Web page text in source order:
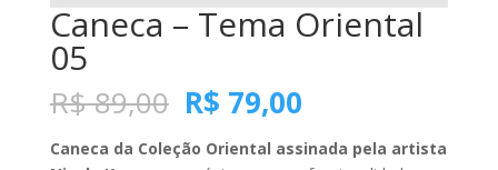
Caneca – Tema Oriental
05
R$89,00 O
preço
original
R$ 79,00O
atual
Caneca da Coleção Oriental assinada pela artista